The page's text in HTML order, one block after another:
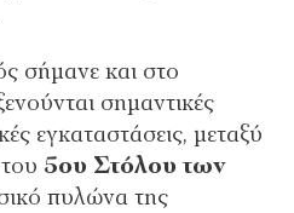
σήμανε και στο
σημαντικές
εγκαταστάσεις, μεταξύ
5ου Στόλου των
πυλώνα της